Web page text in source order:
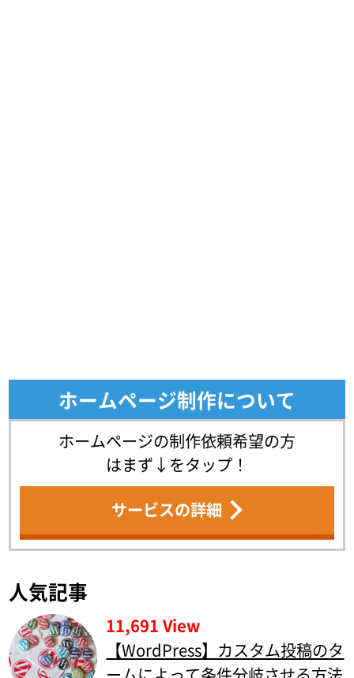
ホームページ制作について
ホームページの制作依頼希望の方
はまず↓をタップ！
サービスの詳細
人気記事
11,691 View
【WordPress】カスタム投稿のタ